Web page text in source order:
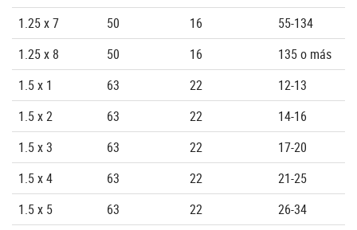
1.25 x 7
50 16
55-134
1.25 x 8
50 16
135 o más
1.5 x 1
63 22
12-13
1.5 x 2
63 22
14-16
1.5 x 3
63 22
17-20
1.5 x 4
63 22
21-25
1.5 x 5
63 22
26-34